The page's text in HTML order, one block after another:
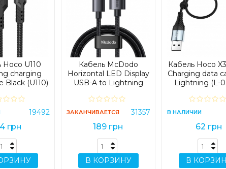
Характеристики:
Бренд: Hoco
Страна производитель: Китай
Цвет: черный
Тип конектора: USB/Lightning
Сила тока: 2,4 А
Материал: PVC, силикон
Длина: 1 м
Вес: 24 г
Какая цена на кабель
data cable for lightning
Цена на кабель hoco x90
lightning black (x90) составляет
Hoco U110
charging
Black (U110)
19492
грн
Кабель McDodo
Horizontal LED Display
USB-A to Lightning
6490 Black (CA-6490)
ЗАКАНЧИВАЕТСЯ 31357
189 грн
В КОРЗИНУ
Кабель Hoco
Charging data
Lightning (L-
В НАЛИЧИИ
62 грн
В